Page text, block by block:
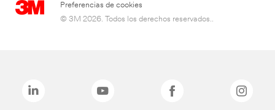
Preferencias de cookies
© 3M 2026. Todos los derechos reservados..